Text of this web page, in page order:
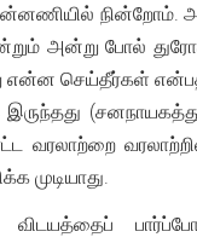
நின்றோம்.
அன்று போல்
செய்தீர்கள்
இருந்தது
வரலாற்றை
முடியாது.
விடயத்தைப்